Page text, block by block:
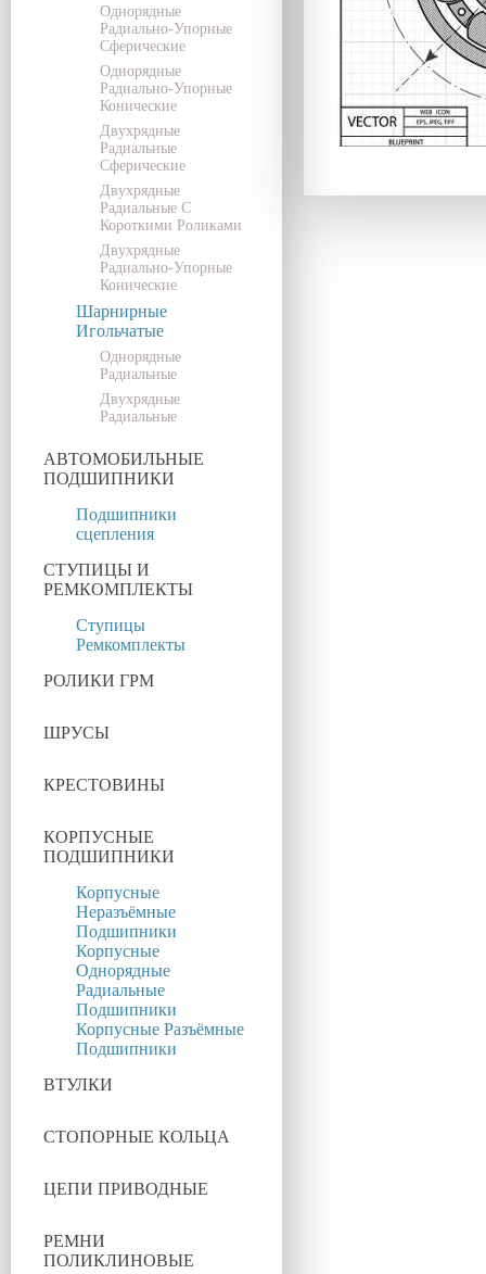
Однорядные
Радиально-Упорные
Сферические
Однорядные
Радиально-Упорные
Конические
Двухрядные
Радиальные
Сферические
Двухрядные
Радиальные С
Короткими Роликами
Двухрядные
Радиально-Упорные
Конические
Шарнирные
Игольчатые
Однорядные
Радиальные
Двухрядные
Радиальные
АВТОМОБИЛЬНЫЕ
ПОДШИПНИКИ
Подшипники
сцепления
СТУПИЦЫ И
РЕМКОМПЛЕКТЫ
Ступицы
Ремкомплекты
РОЛИКИ ГРМ
ШРУСЫ
КРЕСТОВИНЫ
КОРПУСНЫЕ
ПОДШИПНИКИ
Корпусные
Неразъёмные
Подшипники
Корпусные
Однорядные
Радиальные
Подшипники
Корпусные Разъёмные
Подшипники
ВТУЛКИ
СТОПОРНЫЕ КОЛЬЦА
ЦЕПИ ПРИВОДНЫЕ
РЕМНИ
ПОЛИКЛИНОВЫЕ